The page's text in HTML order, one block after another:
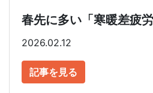
春先に多い「寒暖差疲
2026.02.12
記事を見る